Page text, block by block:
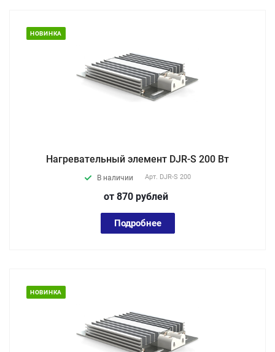
НОВИНКА
Нагревательный элемент DJR-S 200 Вт
В наличии Арт. DJR-S 200
от 870 рублей
Подробнее
НОВИНКА